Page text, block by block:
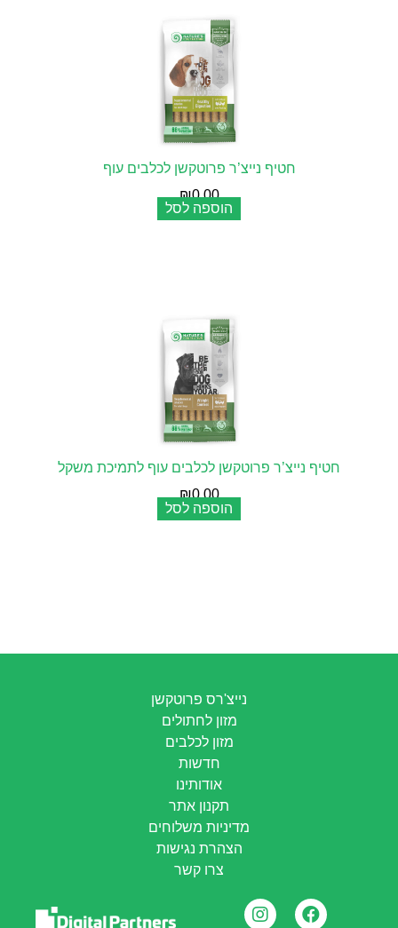
חטיף נייצ’ר פרוטקשן לכלבים עוף
₪0.00
הוספה לסל
חטיף נייצ’ר פרוטקשן לכלבים עוף לתמיכת משקל
₪0.00
הוספה לסל
נייצ'רס פרוטקשן
מזון לחתולים
מזון לכלבים
חדשות
אודותינו
תקנון אתר
מדיניות משלוחים
הצהרת נגישות
צרו קשר